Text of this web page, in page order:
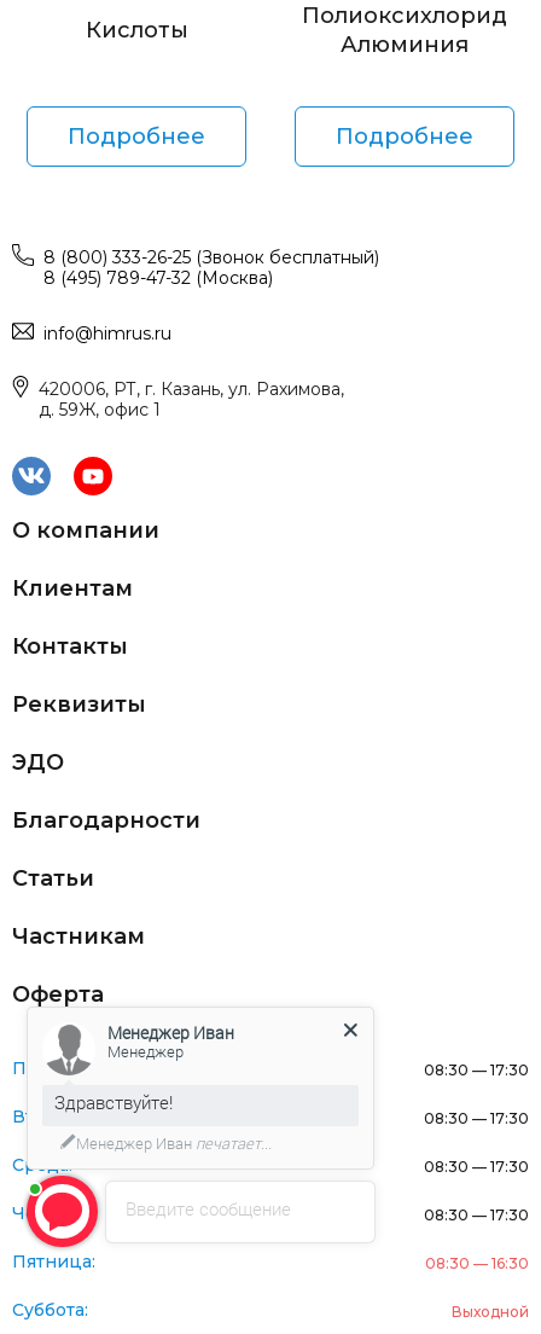
Кислоты
Подробнее
Полиоксихлорид
Алюминия
Подробнее
8 (800) 333-26-25 (Звонок бесплатный)
8 (495) 789-47-32 (Москва)
info@himrus.ru
420006, РТ, г. Казань, ул. Рахимова,
д. 59Ж, офис 1
О компании
Клиентам
Контакты
Реквизиты
ЭДО
Благодарности
Статьи
Частникам
Оферта
Понедельник: 08:30 — 17:30
Вторник: 08:30 — 17:30
Среда: 08:30 — 17:30
Четверг: 08:30 — 17:30
Пятница: 08:30 — 16:30
Суббота: Выходной
Введите сообщение
Менеджер Иван
Менеджер
Здравствуйте!
Менеджер Иван печатает...